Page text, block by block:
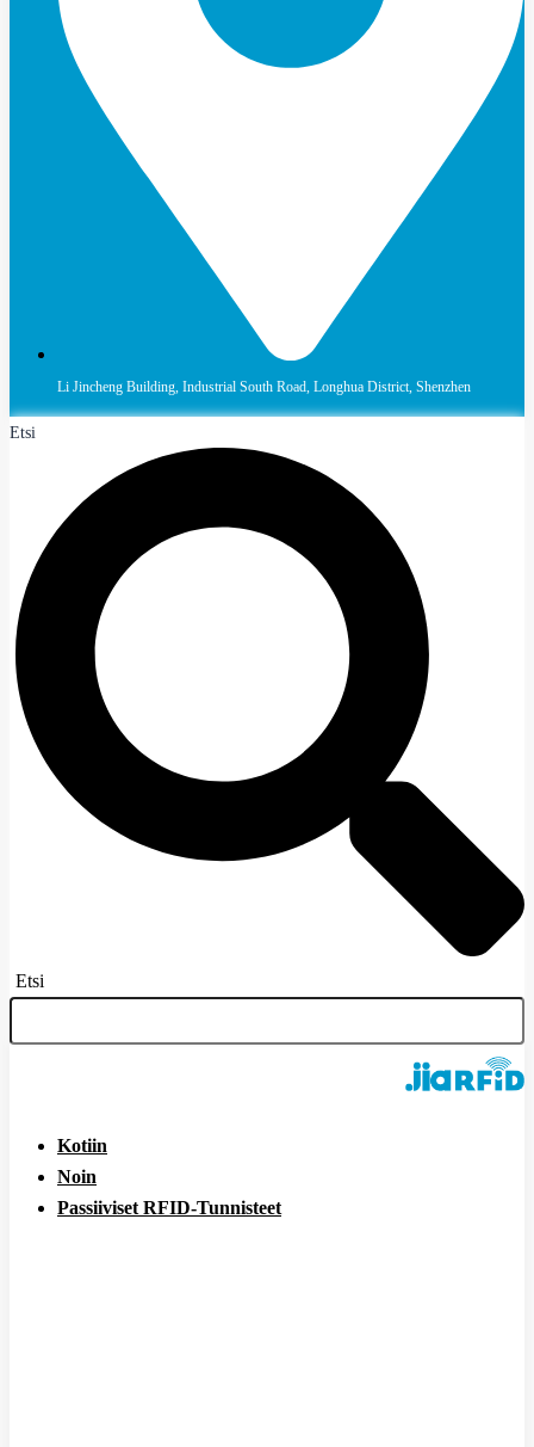
Li Jincheng Building, Industrial South Road, Longhua District, Shenzhen
Etsi
Etsi
Kotiin
Noin
Passiiviset RFID-Tunnisteet